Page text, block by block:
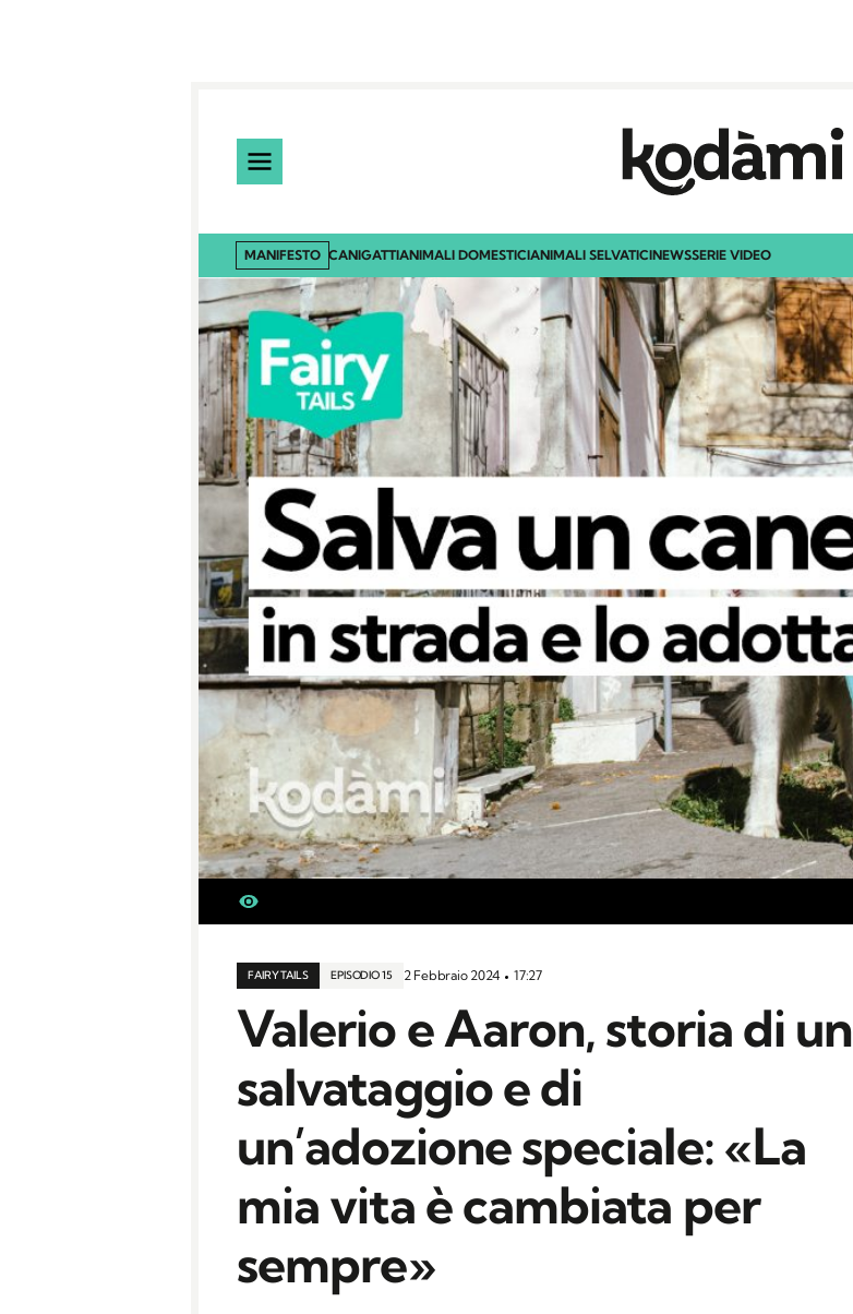
MANIFESTO CANIGATTIANIMALI DOMESTICIANIMALI SELVATICINEWSSERIE VIDEO
FAIRY TAILS EPISODIO 15 2 Febbraio 2024 17:27
Valerio e Aaron, storia di un
salvataggio e di
un’adozione speciale: «La
mia vita è cambiata per
sempre»